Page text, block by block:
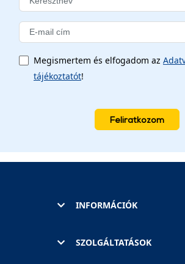
Megismertem és elfogadom az
tájékoztatót!
Feliratkozom
INFORMÁCIÓK
SZOLGÁLTATÁSOK